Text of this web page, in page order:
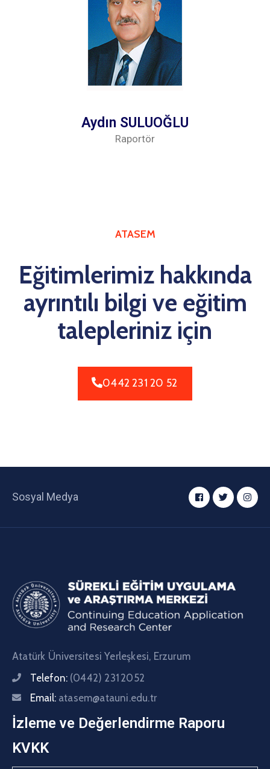
Aydın SULUOĞLU
Raportör
ATASEM
Eğitimlerimiz hakkında
ayrıntılı bilgi ve eğitim
talepleriniz için
0442 231 20 52
Sosyal Medya
Atatürk Üniversitesi Yerleşkesi, Erzurum
Telefon: (0442) 231 2052
Email: atasem@atauni.edu.tr
İzleme ve Değerlendirme Raporu
KVKK